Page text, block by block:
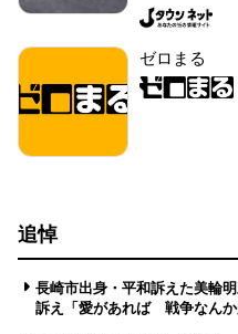
ゼロまる
追悼
長崎市出身・平和訴えた美輪
訴え「愛があれば 戦争なんか